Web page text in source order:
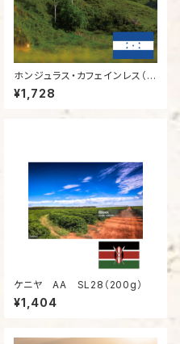
ホンジュラス・カフェインレス（2
00g）
¥1,728
ケニヤ AA SL28（200g）
¥1,404